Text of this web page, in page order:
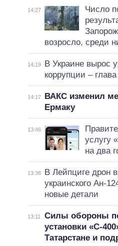
14:27
Число
возросло, среди
14:19
В Украине вырос
коррупции –
14:17
ВАКС изменил
Ермаку
13:46
услугу
на два
13:38
В Лейпциге дрон
украинского Ан-
новые детали
13:11
Силы обороны
установки «С-
Татарстане и